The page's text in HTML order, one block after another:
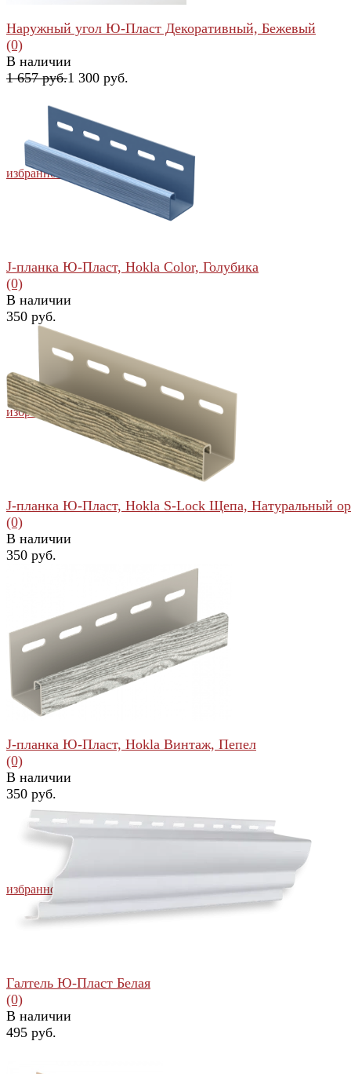
избранное сравнить
Наружный угол Ю-Пласт Декоративный, Бежевый
(0)
В наличии
1 657 руб.1 300 руб.
избранное сравнить
J-планка Ю-Пласт, Hokla Color, Голубика
(0)
В наличии
350 руб.
избранное сравнить
J-планка Ю-Пласт, Hokla S-Lock Щепа, Натуральный
(0)
В наличии
350 руб.
избранное
J-планка Ю-Пласт, Hokla Винтаж, Пепел
(0)
В наличии
350 руб.
Галтель Ю-Пласт Белая
(0)
В наличии
495 руб.